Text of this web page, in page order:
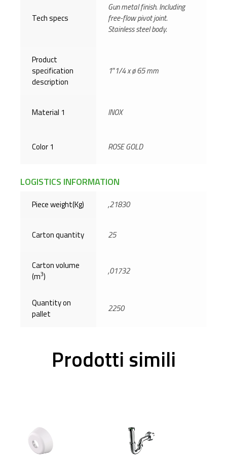
Tech specs
Gun metal finish. Including
free-flow pivot joint.
Stainless steel body.
Product
specification
description
1″1/4 x ø 65 mm
Material 1 INOX
Color 1 ROSE GOLD
LOGISTICS INFORMATION
Piece weight(Kg) ,21830
Carton quantity 25
Carton volume
(m3) ,01732
Quantity on
pallet
2250
Prodotti simili